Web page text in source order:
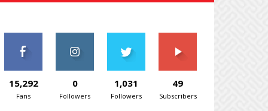
15,292
Fans
0
Followers
1,031
Followers
49
Subscribers